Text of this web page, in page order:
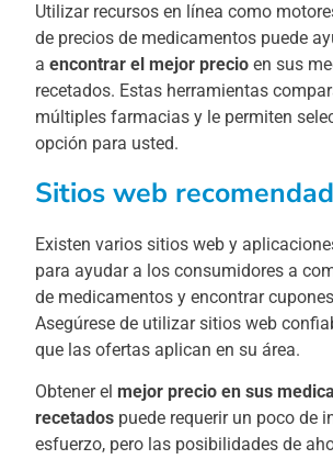
Utilizar recursos en línea como
de precios de medicamentos puede
aencontrar el mejor precio en sus
recetados. Estas herramientas
múltiples farmacias y le permiten
opción para usted.
Sitios web
Existen varios sitios web y
para ayudar a los consumidores a
de medicamentos y encontrar
Asegúrese de utilizar sitios web
que las ofertas aplican en su área.
Obtener elmejor precio en sus
recetados puede requerir un poco de
esfuerzo, pero las posibilidades de